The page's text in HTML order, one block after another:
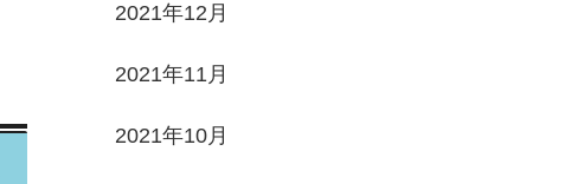
2021年12月
2021年11月
2021年10月